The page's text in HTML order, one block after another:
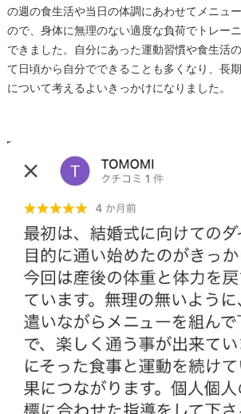
の週の食生活や当日の体調にあわせてメニュ
ので、身体に無理のない適度な負荷でトレー
できました。自分にあった運動習慣や食生活
て日頃から自分でできることも多くなり、長
について考えるよいきっかけになりました。